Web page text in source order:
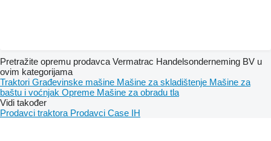
Pretražite opremu prodavca Vermatrac Handelsonderneming BV u
ovim kategorijama
Traktori Građevinske mašine Mašine za skladištenje Mašine za
baštu i voćnjak Opreme Mašine za obradu tla
Vidi također
Prodavci traktora Prodavci Case IH